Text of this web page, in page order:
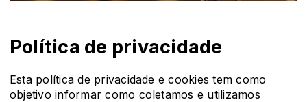
Política de privacidade
Esta política de privacidade e cookies tem como
objetivo informar como coletamos e utilizamos